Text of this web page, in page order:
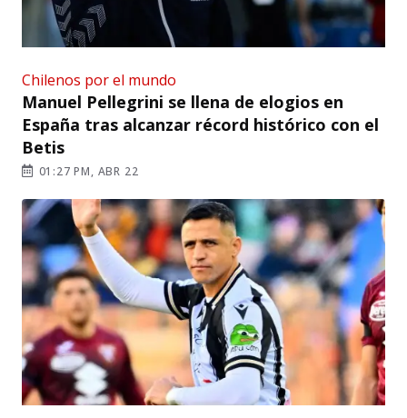
Chilenos por el mundo
Manuel Pellegrini se llena de elogios en
España tras alcanzar récord histórico con el
Betis
01:27 PM, ABR 22